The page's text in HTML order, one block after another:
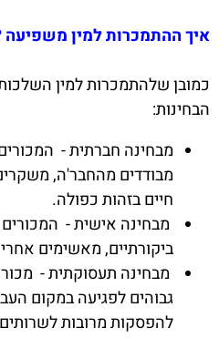
איך ההתמכרות למין משפיעה
כמובן שלהתמכרות למין
הבחינות:
מבחינה חברתית -
מבודדים מהחבר'ה,
חיים בזהות כפולה.
מבחינה אישית - המכורים
ביקורתיים, מאשימים
מבחינה תעסוקתית -
גבוהים לפגיעה במקום
להפסקות מרובות לשרותים